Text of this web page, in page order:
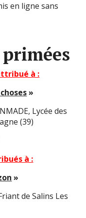
en ligne sans
à :
»
Lycée des
(39)
à :
»
de Salins Les